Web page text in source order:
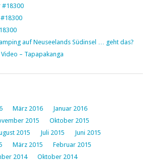
#18300
auf Neuseelands Südinsel … geht das?
Video – Tapapakanga
März 2016
Januar 2016
2015
Oktober 2015
2015 Juli 2015
Juni 2015
März 2015
Februar 2015
2014
Oktober 2014